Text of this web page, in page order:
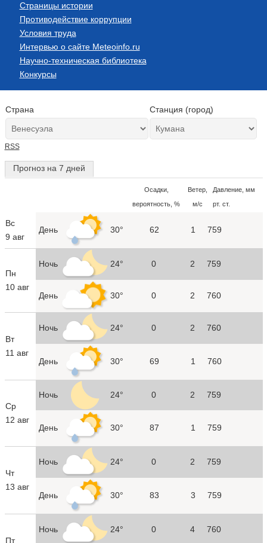
Страницы истории
Противодействие коррупции
Условия труда
Интервью о сайте Meteoinfo.ru
Научно-техническая библиотека
Конкурсы
Страна Станция (город)
RSS
Прогноз на 7 дней
Осадки,
вероятность, %
Ветер,
м/с
Давление, мм
рт. ст.
Вс
9 авг
День 30° 62 1 759
Пн
10 авг
Ночь 24° 0 2 759
День 30° 0 2 760
Вт
11 авг
Ночь 24° 0 2 760
День 30° 69 1 760
Ср
12 авг
Ночь 24° 0 2 759
День 30° 87 1 759
Чт
13 авг
Ночь 24° 0 2 759
День 30° 83 3 759
Пт
Ночь 24° 0 4 760